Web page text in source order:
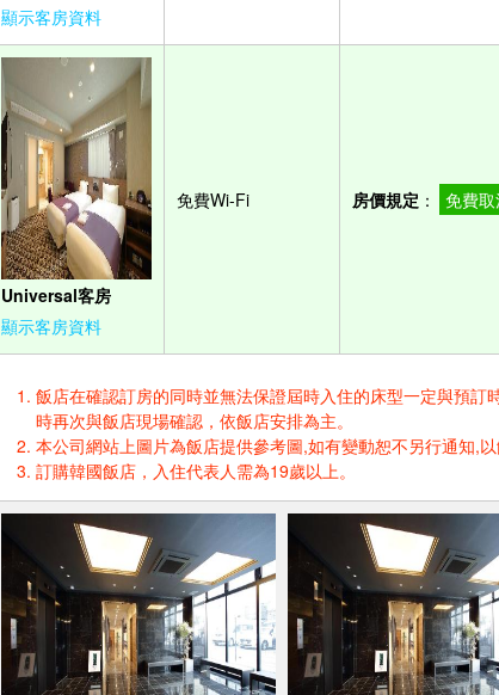
顯示客房資料
Universal客房
顯示客房資料
免費Wi-Fi 房價規定 ： 免費取
飯店在確認訂房的同時並無法保證屆時入住的床型一定與預
時再次與飯店現場確認，依飯店安排為主。
本公司網站上圖片為飯店提供參考圖,如有變動恕不另行通知,
訂購韓國飯店，入住代表人需為19歲以上。